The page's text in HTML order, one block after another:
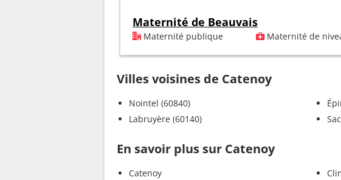
Maternité de Beauvais
Maternité publique Maternité de
Villes voisines de Catenoy
Nointel (60840)
Labruyère (60140)
En savoir plus sur Catenoy
Catenoy